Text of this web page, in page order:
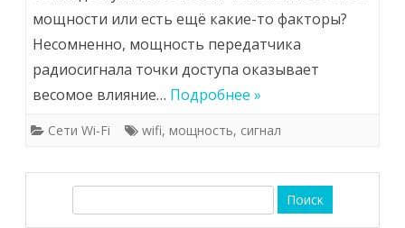
мощности или есть ещё какие-то факторы?
Несомненно, мощность передатчика
радиосигнала точки доступа оказывает
весомое влияние… Подробнее »
Сети Wi-Fi wifi, мощность, сигнал